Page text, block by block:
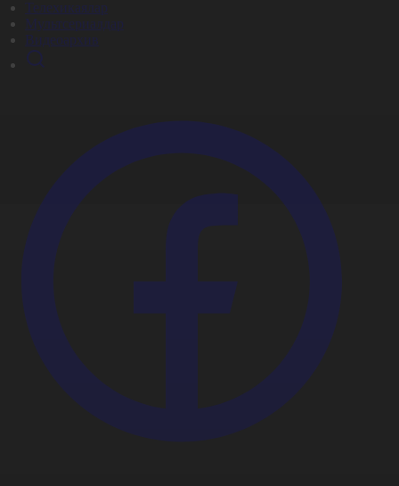
Телехикаялар
Мультсериалдар
Видеоархив